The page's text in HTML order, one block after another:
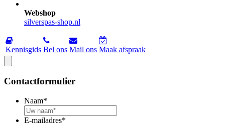
Webshop
silverspas-shop.nl
Kennisgids Bel ons Mail ons Maak afspraak
Contactformulier
Naam*
E-mailadres*